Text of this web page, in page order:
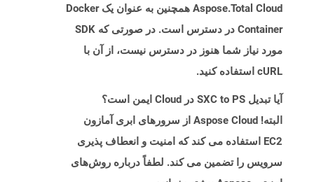
Aspose.Total Cloud همچنین به عنوان یک Docker
Container در دسترس است. در صورتی که SDK
مورد نیاز شما هنوز در دسترس نیست، از آن با
cURL استفاده کنید.
آیا تبدیل SXC to PS در Cloud ایمن است؟
البته! Aspose Cloud از سرورهای ابری آمازون
EC2 استفاده می کند که امنیت و انعطاف پذیری
سرویس را تضمین می کند. لطفاً درباره روش‌های